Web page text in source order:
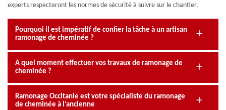
experts respecteront les normes de sécurité à suivre sur le chantier.
Pourquoi il est impératif de confier la tâche à un artisan
ramonage de cheminée ?
A quel moment effectuer vos travaux de ramonage de
cheminée ?
Ramonage Occitanie est votre spécialiste du ramonage
de cheminée à l’ancienne